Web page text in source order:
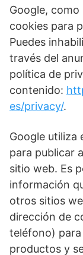
Google,
cookies para
Puedes
través del
política de
contenido:
es/privacy/.
Google utiliza
para publicar
sitio web. Es
información
otros sitios
dirección de
teléfono)
productos y